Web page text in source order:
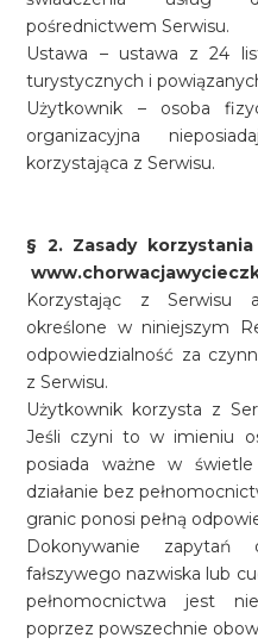
pośrednictwem Serwisu.
Ustawa – ustawa z 24
turystycznych i
Użytkownik – osoba
organizacyjna
korzystająca z Serwisu.
§ 2. Zasady
Korzystając z Serwisu
określone w niniejszym
odpowiedzialność za
z Serwisu.
Użytkownik korzysta z
Jeśli czyni to w imieniu
posiada ważne w
działanie bez
granic ponosi pełną
Dokonywanie
fałszywego nazwiska lub
pełnomocnictwa jest
poprzez powszechnie